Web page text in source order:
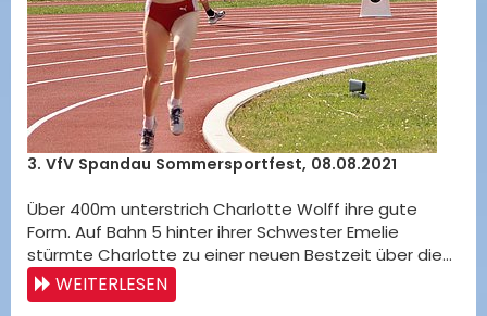
3. VfV Spandau Sommersportfest, 08.08.2021
Über 400m unterstrich Charlotte Wolff ihre gute
Form. Auf Bahn 5 hinter ihrer Schwester Emelie
stürmte Charlotte zu einer neuen Bestzeit über die…
WEITERLESEN